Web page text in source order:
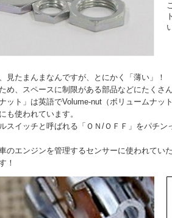
見たまんまなんですが、とにかく「薄い」！
め、スペースに制限がある部品などにたくさ
ット」は英語でVolume-nut（ボリュームナッ
も使われています。
スイッチと呼ばれる「ＯＮ/ＯＦＦ」をパチ
のエンジンを管理するセンサーに使われてい
！